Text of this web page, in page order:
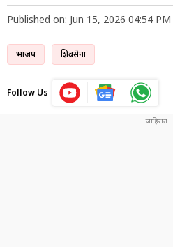
Published on: Jun 15, 2026 04:54 PM
भाजप शिवसेना
Follow Us